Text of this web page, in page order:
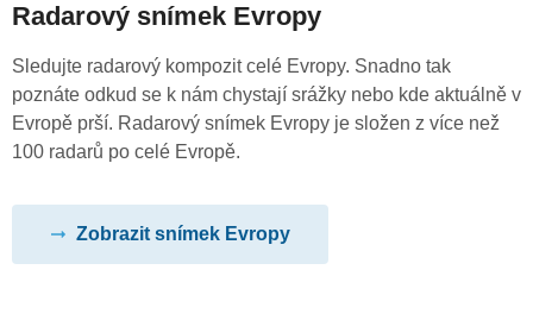
Radarový snímek Evropy
Sledujte radarový kompozit celé Evropy. Snadno tak
poznáte odkud se k nám chystají srážky nebo kde aktuálně v
Evropě prší. Radarový snímek Evropy je složen z více než
100 radarů po celé Evropě.
Zobrazit snímek Evropy